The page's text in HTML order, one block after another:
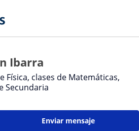
Ibarra
Física, clases de Matemáticas,
Secundaria
Enviar mensaje